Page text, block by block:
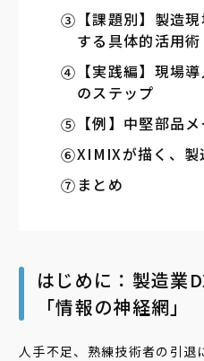
【課題別】製造
する具体的活用術
【実践編】現場
のステップ
【例】中堅部品
XIMIXが描く、製
まとめ
はじめに：製造業
「情報の神経網」
人手不足、熟練技術者の引退